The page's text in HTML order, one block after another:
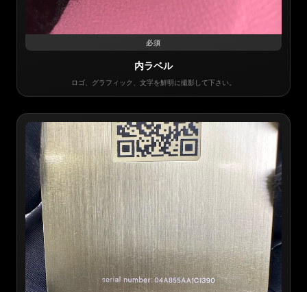
必須
内ラベル
ロゴ、グラフィック、文字を鮮明に撮影して下さい。